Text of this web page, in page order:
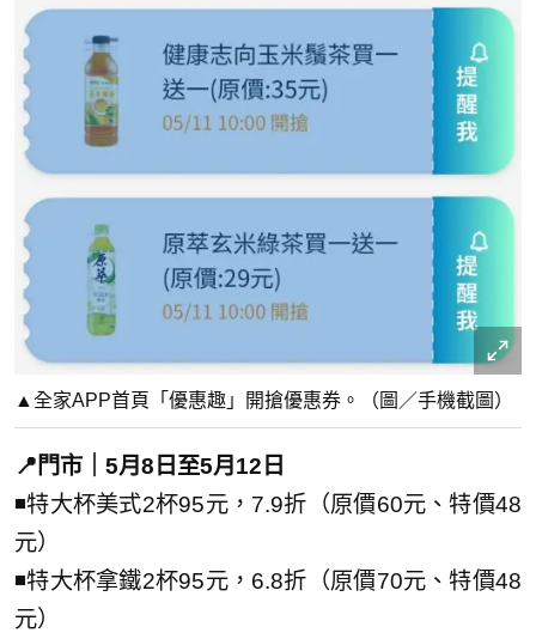
▲全家APP首頁「優惠趣」開搶優惠券。（圖／手機截圖）
📍門市｜5月8日至5月12日
◾特大杯美式2杯95元，7.9折（原價60元、特價48
元）
◾特大杯拿鐵2杯95元，6.8折（原價70元、特價48
元）